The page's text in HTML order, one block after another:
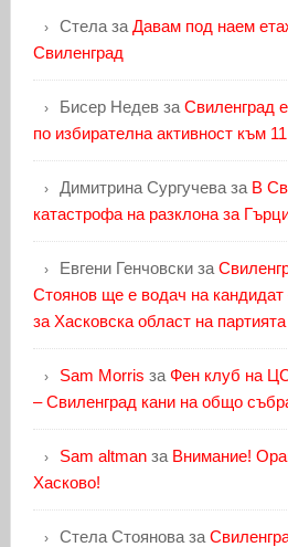
Стелаза Давам под наем
Свиленград
Бисер Недевза Свиленград
по избирателна активност към
Димитрина Сургучеваза В
катастрофа на разклона за
Евгени Генчовскиза
Стоянов ще е водач на кандидат
за Хасковска област на
Sam Morris за Фен клуб на
– Свиленград кани на общо
Sam altmanза Внимание!
Хасково!
Стела Стояноваза